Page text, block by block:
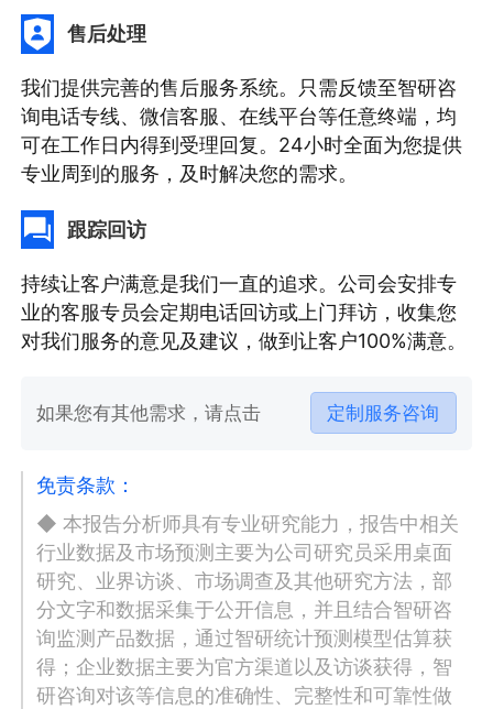
售后处理
我们提供完善的售后服务系统。只需反馈至智研咨
询电话专线、微信客服、在线平台等任意终端，均
可在工作日内得到受理回复。24小时全面为您提供
专业周到的服务，及时解决您的需求。
跟踪回访
持续让客户满意是我们一直的追求。公司会安排专
业的客服专员会定期电话回访或上门拜访，收集您
对我们服务的意见及建议，做到让客户100%满意。
如果您有其他需求，请点击 定制服务咨询
免责条款：
◆ 本报告分析师具有专业研究能力，报告中相关
行业数据及市场预测主要为公司研究员采用桌面
研究、业界访谈、市场调查及其他研究方法，部
分文字和数据采集于公开信息，并且结合智研咨
询监测产品数据，通过智研统计预测模型估算获
得；企业数据主要为官方渠道以及访谈获得，智
研咨询对该等信息的准确性、完整性和可靠性做